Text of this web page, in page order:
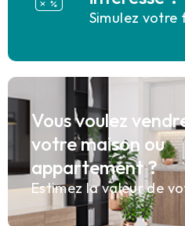
Simulez votre
Vous voulez
votre maison ou
appartement ?
Estimez la valeur de